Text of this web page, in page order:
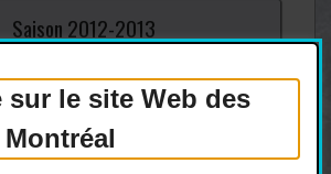
sur le site Web des
Saison 2012-2013
Saison2011-2012